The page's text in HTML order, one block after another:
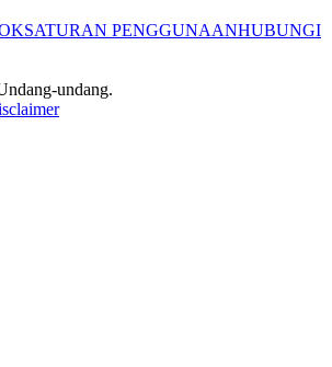
ATURAN PENGGUNAANHUBUNGI
undang.